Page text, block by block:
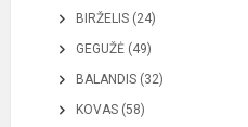
BIRŽELIS (24)
GEGUŽĖ (49)
BALANDIS (32)
KOVAS (58)